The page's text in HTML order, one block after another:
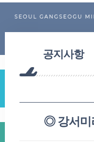
공지사항
◎ 강서미